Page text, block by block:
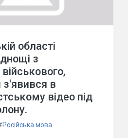
області
з
з'явився в
відео під
Російська мова